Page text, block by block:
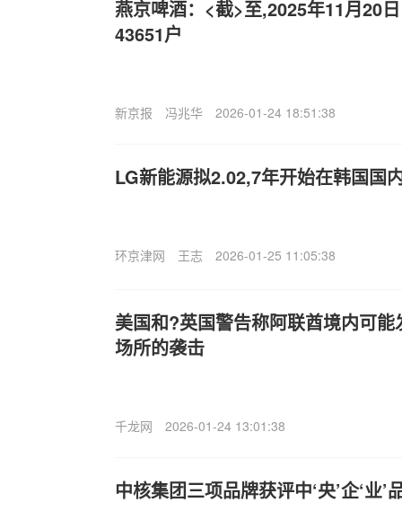
燕京啤酒：<截>至,2025年11月20
43651户
新京报 冯兆华 2026-01-24 18:51:38
LG新能源拟2.02,7年开始在韩国国
环京津网 王志 2026-01-25 11:05:38
美国和?英国警告称阿联酋境内可
场所的袭击
千龙网 2026-01-24 13:01:38
中核集团三项品牌获评中‘央’企‘业